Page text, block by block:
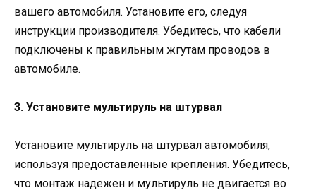
вашего автомобиля. Установите его, следуя
инструкции производителя. Убедитесь, что кабели
подключены к правильным жгутам проводов в
автомобиле.
3. Установите мультируль на штурвал
Установите мультируль на штурвал автомобиля,
используя предоставленные крепления. Убедитесь,
что монтаж надежен и мультируль не двигается во